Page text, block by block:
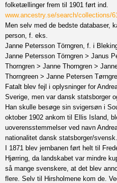
folketællinger frem til 1901 ført ind.
www.ancestry.se/search/collections/
Men selv med de bedste databaser,
person, f. eks.
Janne Petersson Törngren, f. i
Janne Petersson Törngren > Janus
Thorngren > Janne Thorngren >
Thorngreen > Janne Petersen
Fatalt blev fejl i oplysninger for
Sverige, men var dansk statsborger
Han skulle besøge sin svigersøn i
oktober 1902 ankom til Ellis Island,
uoverensstemmelser ved navn
nationalitet dansk statsborger/svensk.
I 1871 blev jernbanen ført helt til
Hjørring, da landskabet var mindre
så mange svenskere, at det blev
flere. Selv til Hirsholmene kom de.